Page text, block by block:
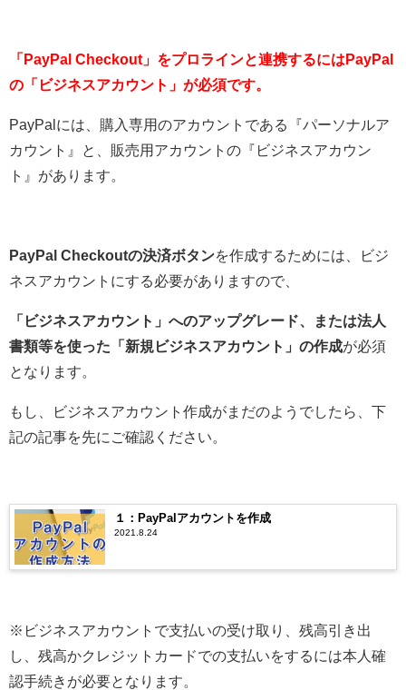
「PayPal Checkout」をプロラインと連携するにはPayPal
の「ビジネスアカウント」が必須です。
PayPalには、購入専用のアカウントである『パーソナルア
カウント』と、販売用アカウントの『ビジネスアカウン
ト』があります。
PayPal Checkoutの決済ボタンを作成するためには、ビジ
ネスアカウントにする必要がありますので、
「ビジネスアカウント」へのアップグレード、または法人
書類等を使った「新規ビジネスアカウント」の作成が必須
となります。
もし、ビジネスアカウント作成がまだのようでしたら、下
記の記事を先にご確認ください。
１：PayPalアカウントを作成
2021.8.24
※ビジネスアカウントで支払いの受け取り、残高引き出
し、残高かクレジットカードでの支払いをするには本人確
認手続きが必要となります。